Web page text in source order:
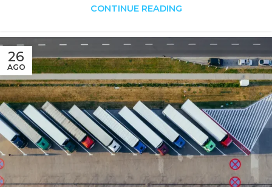
CONTINUE READING
26
AGO